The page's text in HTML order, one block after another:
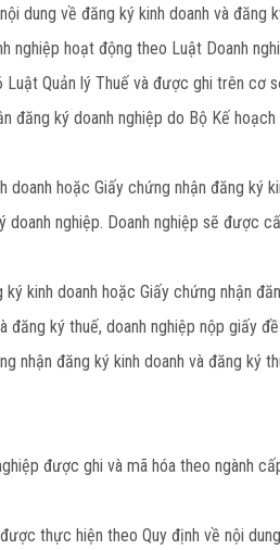
dung về đăng ký kinh doanh và đăng
hoạt động theo Luật Doanh
Quản lý Thuế và được ghi trên cơ
đăng ký doanh nghiệp do Bộ Kế
hoặc Giấy chứng nhận đăng
nghiệp. Doanh nghiệp sẽ được
kinh doanh hoặc Giấy chứng nhận
ký thuế, doanh nghiệp nộp giấy
nhận đăng ký kinh doanh và đăng ký
được ghi và mã hóa theo ngành
thực hiện theo Quy định về nội